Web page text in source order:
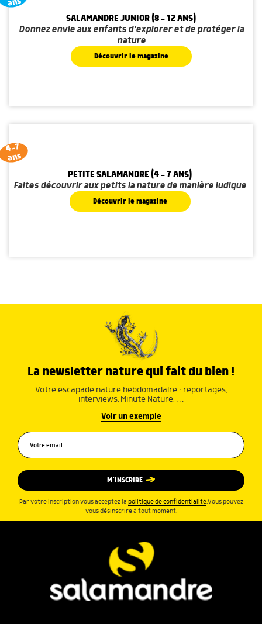
SALAMANDRE JUNIOR (8 - 12 ANS)
Donnez envie aux enfants d'explorer et de protéger la
nature
Découvrir le magazine
4-7
ans
PETITE SALAMANDRE (4 - 7 ANS)
Faites découvrir aux petits la nature de manière ludique
Découvrir le magazine
La newsletter nature qui fait du bien !
Votre escapade nature hebdomadaire : reportages,
interviews, Minute Nature, …
Voir un exemple
M’INSCRIRE
Par votre inscription vous acceptez la politique de confidentialité.Vous pouvez
vous désinscrire à tout moment.